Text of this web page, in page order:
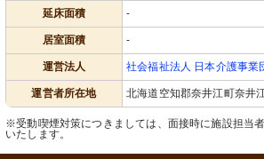
延床面積 -
居室面積 -
運営法人 社会福祉法人 日本介護事業
運営者所在地 北海道空知郡奈井江町奈井
※受動喫煙対策につきましては、面接時に施設担当
いたします。